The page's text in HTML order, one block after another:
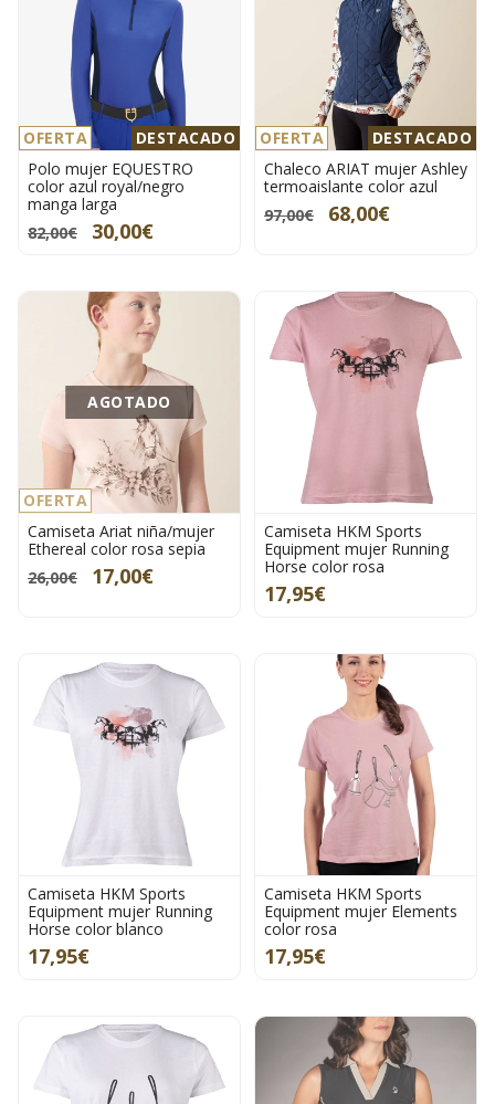
OFERTA DESTACADO
Polo mujer EQUESTRO
color azul royal/negro
manga larga
82,00€
30,00€
OFERTA DESTACADO
Chaleco ARIAT mujer Ashley
termoaislante color azul
97,00€
68,00€
OFERTA
AGOTADO
Camiseta Ariat niña/mujer
Ethereal color rosa sepia
26,00€
17,00€
Camiseta HKM Sports
Equipment mujer Running
Horse color rosa
17,95€
Camiseta HKM Sports
Equipment mujer Running
Horse color blanco
17,95€
Camiseta HKM Sports
Equipment mujer Elements
color rosa
17,95€